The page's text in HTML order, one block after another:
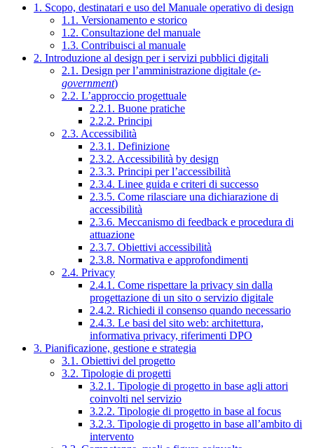
1. Scopo, destinatari e uso del Manuale operativo di design
1.1. Versionamento e storico
1.2. Consultazione del manuale
1.3. Contribuisci al manuale
2. Introduzione al design per i servizi pubblici digitali
2.1. Design per l’amministrazione digitale (e-
government)
2.2. L’approccio progettuale
2.2.1. Buone pratiche
2.2.2. Principi
2.3. Accessibilità
2.3.1. Definizione
2.3.2. Accessibilità by design
2.3.3. Principi per l’accessibilità
2.3.4. Linee guida e criteri di successo
2.3.5. Come rilasciare una dichiarazione di
accessibilità
2.3.6. Meccanismo di feedback e procedura di
attuazione
2.3.7. Obiettivi accessibilità
2.3.8. Normativa e approfondimenti
2.4. Privacy
2.4.1. Come rispettare la privacy sin dalla
progettazione di un sito o servizio digitale
2.4.2. Richiedi il consenso quando necessario
2.4.3. Le basi del sito web: architettura,
informativa privacy, riferimenti DPO
3. Pianificazione, gestione e strategia
3.1. Obiettivi del progetto
3.2. Tipologie di progetti
3.2.1. Tipologie di progetto in base agli attori
coinvolti nel servizio
3.2.2. Tipologie di progetto in base al focus
3.2.3. Tipologie di progetto in base all’ambito di
intervento